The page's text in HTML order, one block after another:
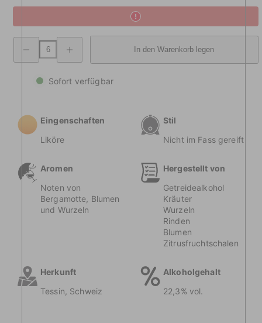
Abnehmende
Menge
L'Audace
Amaro
Deciso
erhöhen
Amaro
Deciso
In den Warenkorb legen
Sofort verfügbar
Eingenschaften
Liköre
Stil
Nicht im Fass gereift
Aromen
Noten von
Bergamotte, Blumen
und Wurzeln
Hergestellt von
Getreidealkohol
Kräuter
Wurzeln
Rinden
Blumen
Zitrusfruchtschalen
Herkunft
Tessin, Schweiz
Alkoholgehalt
22,3% vol.